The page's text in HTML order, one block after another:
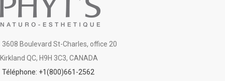
3608 Boulevard St-Charles, office 20
Kirkland QC, H9H 3C3, CANADA
Téléphone: +1(800)661-2562